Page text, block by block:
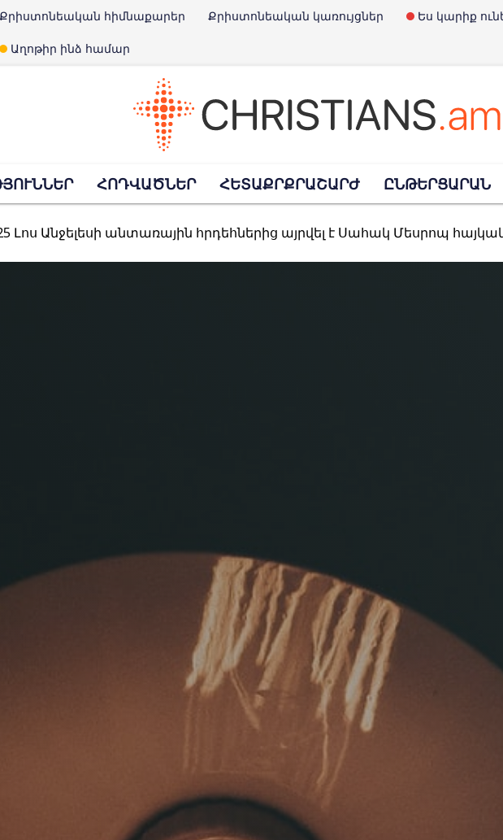
Քրիստոնեական հիմնաքարեր Քրիստոնեական կառույցներ Ես կարիք
Աղոթիր ինձ համար
ՀՈԴՎԱԾՆԵՐ ՀԵՏԱՔՐՔՐԱՇԱՐԺ ԸՆԹԵՐՑԱՐԱՆ
Սեպտեմբերի 4-ը Փրկարարների օրն է
Լոս Անջելեսի անտառային հրդեհներից այրվել է Սահակ Մեսրոպ